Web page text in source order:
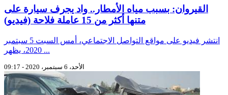
القيروان: بسبب مياه الأمطار.. واد يجرف سيارة على
متنها أكثر من 15 عاملة فلاحة (فيديو)
انتشر فيديو على مواقع التواصل الاجتماعي، أمس السبت 5 سبتمبر
2020، يظهر ...
الأحد، 6 سبتمبر، 2020 - 09:17